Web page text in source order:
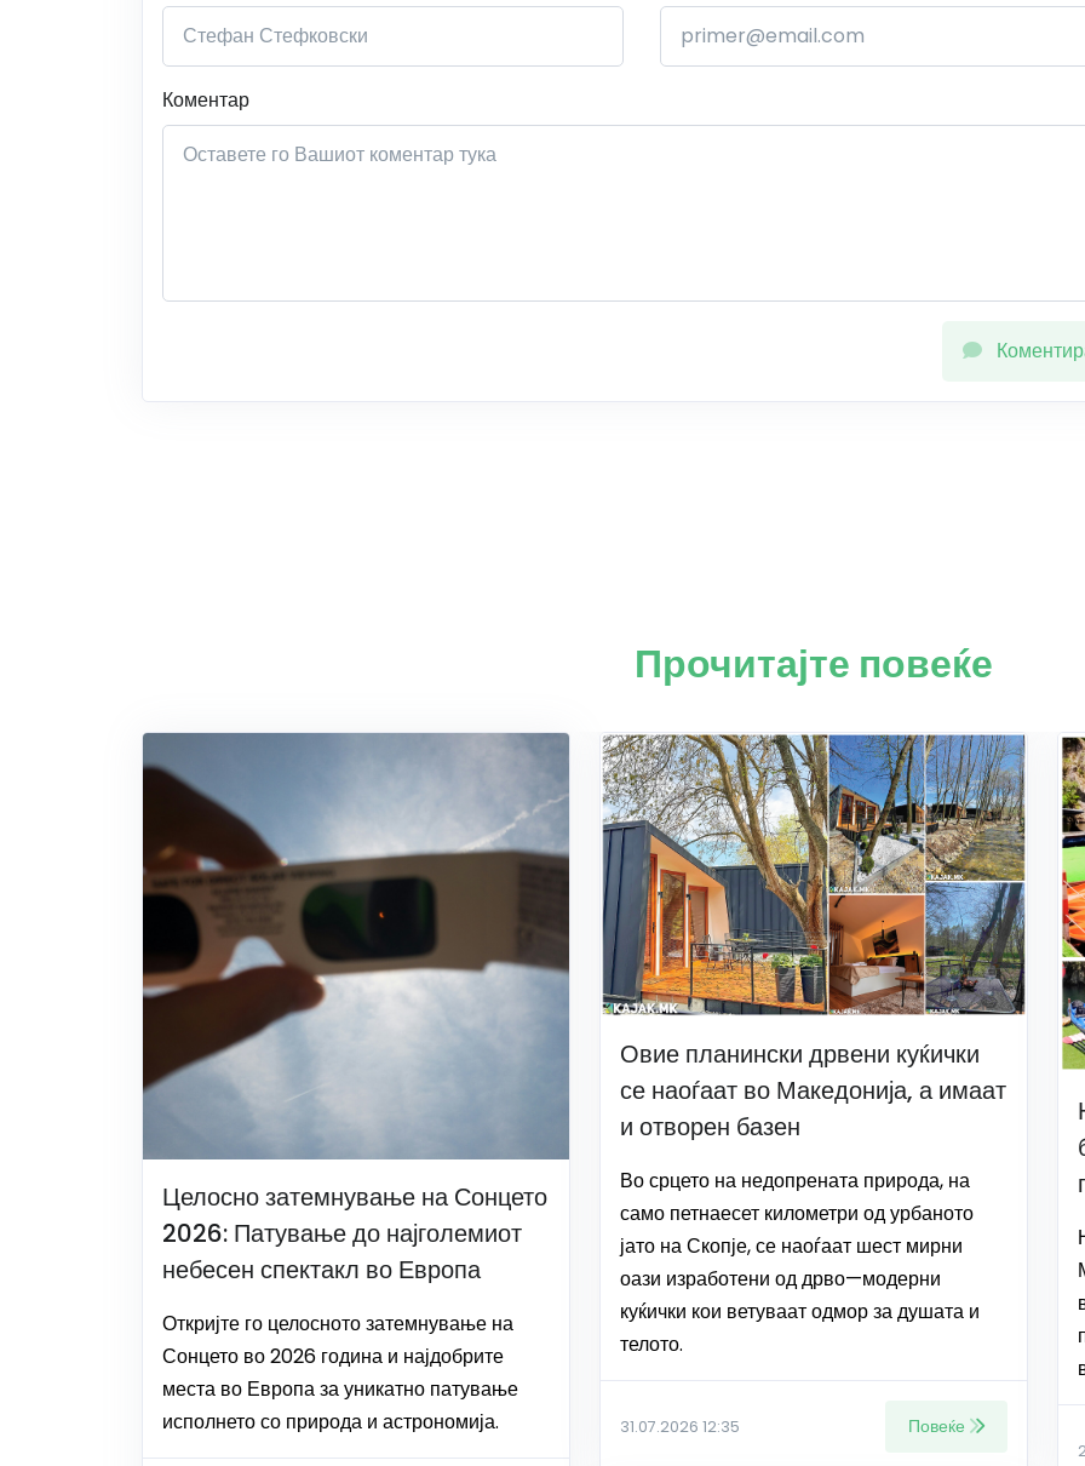
Коментар
Прочитајте повеќе
Целосно затемнување на Сонцето
2026: Патување до најголемиот
небесен спектакл во Европа
Откријте го целосното затемнување на
Сонцето во 2026 година и најдобрите
места во Европа за уникатно патување
исполнето со природа и астрономија.
Овие планински дрвени куќички
се наоѓаат во Македонија, а имаат
и отворен базен
Во срцето на недопрената природа, на
само петнаесет километри од урбаното
јато на Скопје, се наоѓаат шест мирни
оази изработени од дрво—модерни
куќички кои ветуваат одмор за душата и
телото.
31.07.2026 12:35 Повеќе